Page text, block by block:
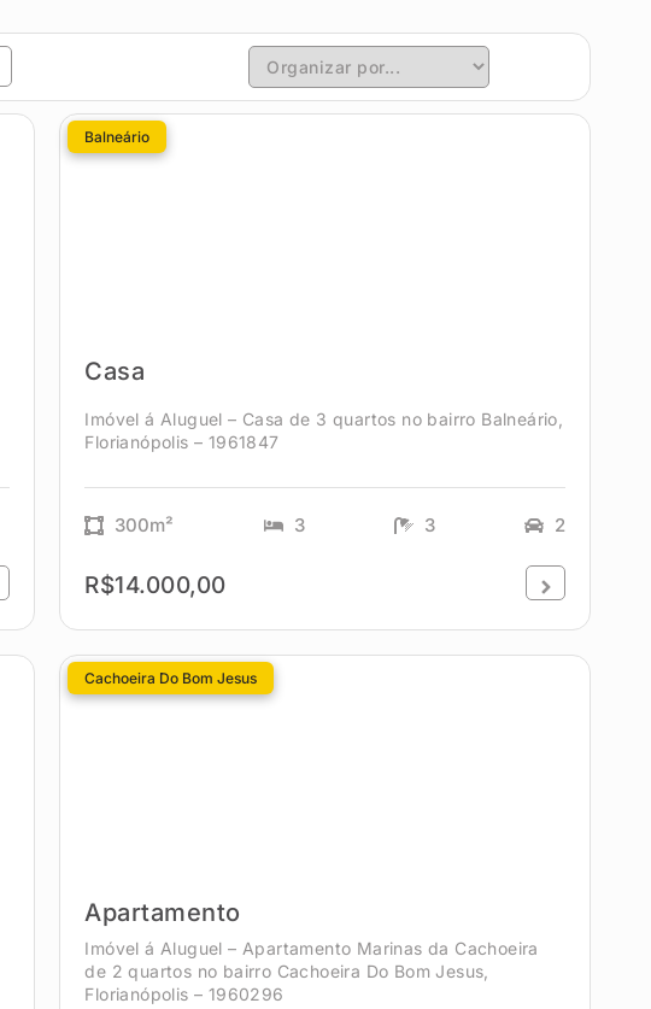
Balneário
Casa
Imóvel á Aluguel – Casa de 3 quartos no bairro Balneário,
Florianópolis – 1961847
300m² 3 3 2
R$14.000,00
Cachoeira Do Bom Jesus
Apartamento
Imóvel á Aluguel – Apartamento Marinas da Cachoeira
de 2 quartos no bairro Cachoeira Do Bom Jesus,
Florianópolis – 1960296